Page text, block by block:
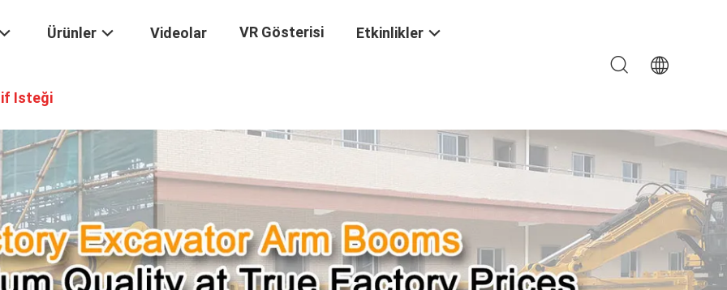
Ürünler Videolar VR Gösterisi Etkinlikler
Isteği